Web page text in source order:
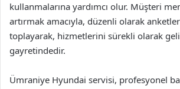
kullanmalarına yardımcı olur. Müşteri
artırmak amacıyla, düzenli olarak
toplayarak, hizmetlerini sürekli olarak
gayretindedir.
Ümraniye Hyundai servisi, profesyonel